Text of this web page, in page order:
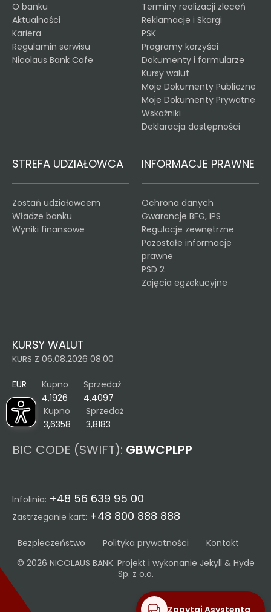
O banku
Aktualności
Kariera
Regulamin serwisu
Nicolaus Bank Cafe
Terminy realizacji zleceń
Reklamacje i Skargi
PSK
Programy korzyści
Dokumenty i formularze
Kursy walut
Moje Dokumenty Publiczne
Moje Dokumenty Prywatne
Wskaźniki
Deklaracja dostępności
STREFA UDZIAŁOWCA
Zostań udziałowcem
Władze banku
Wyniki finansowe
INFORMACJE PRAWNE
Ochrona danych
Gwarancje BFG, IPS
Regulacje zewnętrzne
Pozostałe informacje
prawne
PSD 2
Zajęcia egzekucyjne
KURSY WALUT
KURS Z 06.08.2026 08:00
EUR
Kupno
4,1926
Sprzedaż
4,4097
USD
Kupno
3,6358
Sprzedaż
3,8183
BIC CODE (SWIFT): GBWCPLPP
Infolinia: +48 56 639 95 00
Zastrzeganie kart: +48 800 888 888
Bezpieczeństwo Polityka prywatności
Kontakt
© 2026 NICOLAUS BANK. Projekt i wykonanie Jekyll & Hyde
Sp. z o.o.